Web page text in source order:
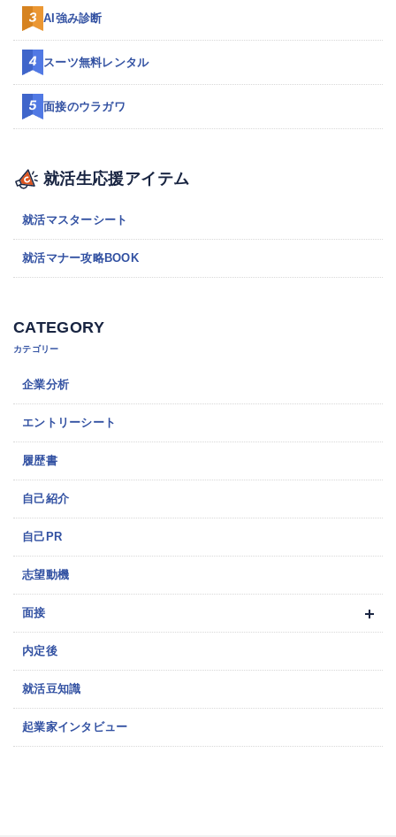
AI強み診断
スーツ無料レンタル
面接のウラガワ
就活生応援アイテム
就活マスターシート
就活マナー攻略BOOK
CATEGORY
カテゴリー
企業分析
エントリーシート
履歴書
自己紹介
自己PR
志望動機
面接
内定後
就活豆知識
起業家インタビュー